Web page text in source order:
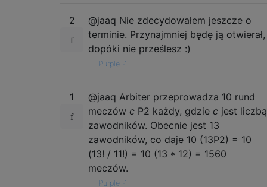
2
@jaaq Nie zdecydowałem jeszcze o
terminie. Przynajmniej będę ją otwierał,
dopóki nie prześlesz :)
Purple P
1
@jaaq Arbiter przeprowadza 10 rund
meczów c P2 każdy, gdzie c jest liczbą
zawodników. Obecnie jest 13
zawodników, co daje 10 (13P2) = 10
(13! / 11!) = 10 (13 * 12) = 1560
meczów.
Purple P